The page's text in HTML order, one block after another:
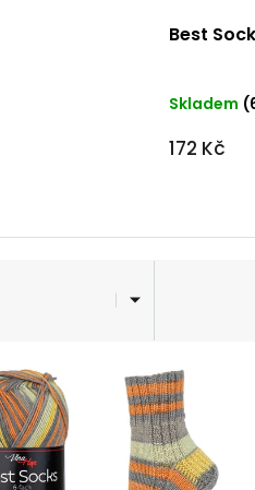
Best
Skladem
172 Kč